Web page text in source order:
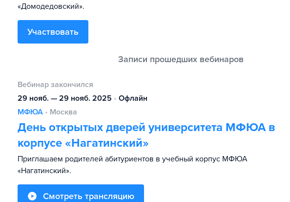
«Домодедовский».
Участвовать
Вебинар закончился
29 нояб. — 29 нояб. 2025 • Офлайн
МФЮА • Москва
День открытых дверей университета МФЮА в
корпусе «Нагатинский»
Приглашаем родителей абитуриентов в учебный корпус МФЮА
«Нагатинский».
Смотреть трансляцию